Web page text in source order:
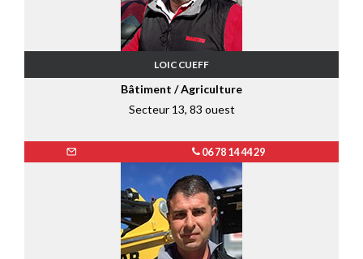
LOIC CUEFF
Bâtiment / Agriculture
Secteur 13, 83 ouest
06 78 14 44 29